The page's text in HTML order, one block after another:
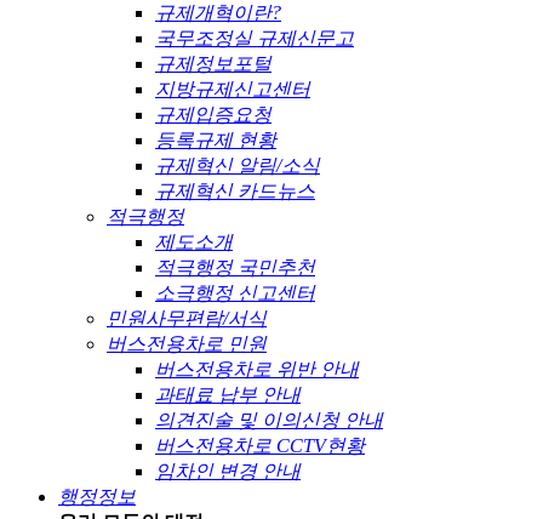
규제개혁이란?
국무조정실 규제신문고
규제정보포털
지방규제신고센터
규제입증요청
등록규제 현황
규제혁신 알림/소식
규제혁신 카드뉴스
적극행정
제도소개
적극행정 국민추천
소극행정 신고센터
민원사무편람/서식
버스전용차로 민원
버스전용차로 위반 안내
과태료 납부 안내
의견진술 및 이의신청 안내
버스전용차로 CCTV현황
임차인 변경 안내
행정정보